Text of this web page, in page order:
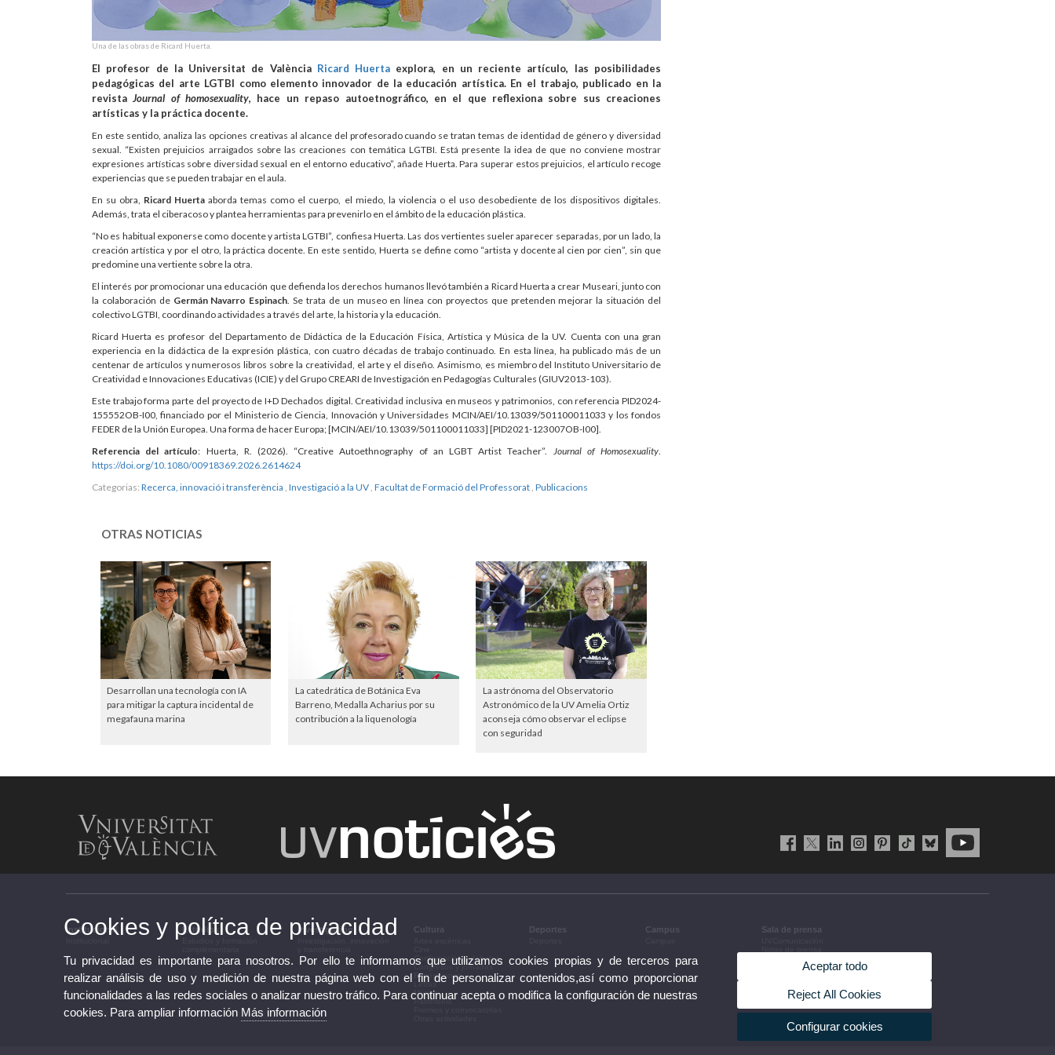
Una de las obras de Ricard Huerta.
El profesor de la Universitat de València Ricard Huerta explora, en un reciente artículo, las posibilidades
pedagógicas del arte LGTBI como elemento innovador de la educación artística. En el trabajo, publicado en la
revistaJournal of homosexuality, hace un repaso autoetnográfico, en el que reflexiona sobre sus creaciones
artísticas y la práctica docente.
En este sentido, analiza las opciones creativas al alcance del profesorado cuando se tratan temas de identidad de género y diversidad
sexual. “Existen prejuicios arraigados sobre las creaciones con temática LGTBI. Está presente la idea de que no conviene mostrar
expresiones artísticas sobre diversidad sexual en el entorno educativo”, añade Huerta. Para superar estos prejuicios, el artículo recoge
experiencias que se pueden trabajar en el aula.
En su obra, Ricard Huerta aborda temas como el cuerpo, el miedo, la violencia o el uso desobediente de los dispositivos digitales.
Además, trata el ciberacoso y plantea herramientas para prevenirlo en el ámbito de la educación plástica.
“No es habitual exponerse como docente y artista LGTBI”, confiesa Huerta. Las dos vertientes sueler aparecer separadas, por un lado, la
creación artística y por el otro, la práctica docente. En este sentido, Huerta se define como “artista y docente al cien por cien”, sin que
predomine una vertiente sobre la otra.
El interés por promocionar una educación que defienda los derechos humanos llevó también a Ricard Huerta a crear Museari, junto con
la colaboración de Germán Navarro Espinach. Se trata de un museo en línea con proyectos que pretenden mejorar la situación del
colectivo LGTBI, coordinando actividades a través del arte, la historia y la educación.
Ricard Huerta es profesor del Departamento de Didáctica de la Educación Física, Artística y Música de la UV. Cuenta con una gran
experiencia en la didáctica de la expresión plástica, con cuatro décadas de trabajo continuado. En esta línea, ha publicado más de un
centenar de artículos y numerosos libros sobre la creatividad, el arte y el diseño. Asimismo, es miembro del Instituto Universitario de
Creatividad e Innovaciones Educativas (ICIE) y del Grupo CREARI de Investigación en Pedagogías Culturales (GIUV2013-103).
Este trabajo forma parte del proyecto de I+D Dechados digital. Creatividad inclusiva en museos y patrimonios, con referencia PID2024-
155552OB-I00, financiado por el Ministerio de Ciencia, Innovación y Universidades MCIN/AEI/10.13039/501100011033 y los fondos
FEDER de la Unión Europea. Una forma de hacer Europa; [MCIN/AEI/10.13039/501100011033] [PID2021-123007OB-I00].
Referencia del artículo: Huerta, R. (2026). “Creative Autoethnography of an LGBT Artist Teacher”. Journal of Homosexuality.
https://doi.org/10.1080/00918369.2026.2614624
Categorias: Recerca, innovació i transferència , Investigació a la UV, Facultat de Formació del Professorat, Publicacions
OTRAS NOTICIAS
Desarrollan una tecnología con IA
para mitigar la captura incidental de
megafauna marina
La catedrática de Botánica Eva
Barreno, Medalla Acharius por su
contribución a la liquenología
La astrónoma del Observatorio
Astronómico de la UV Amelia Ortiz
aconseja cómo observar el eclipse
con seguridad
Institucional Estudios Investigación Cultura
Conferencias y debates
Congresos y jornadas
Exposiciones
Letras
Música
Patrimonio
Deportes Campus Sala de prensa
Acuerdos de gobierno
Cookies y política de privacidad
Tu privacidad es importante para nosotros. Por ello te informamos que utilizamos cookies propias y de terceros para
realizar análisis de uso y medición de nuestra página web con el fin de personalizar contenidos,así como proporcionar
funcionalidades a las redes sociales o analizar nuestro tráfico. Para continuar acepta o modifica la configuración de nuestras
cookies. Para ampliar información Más información
Aceptar todo
Reject All Cookies
Configurar cookies